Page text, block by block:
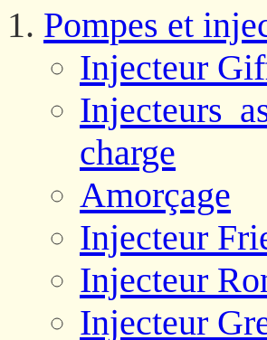
Pompes et
Injecteur
Injecteurs
charge
Amorçage
Injecteur
Injecteur
Injecteur